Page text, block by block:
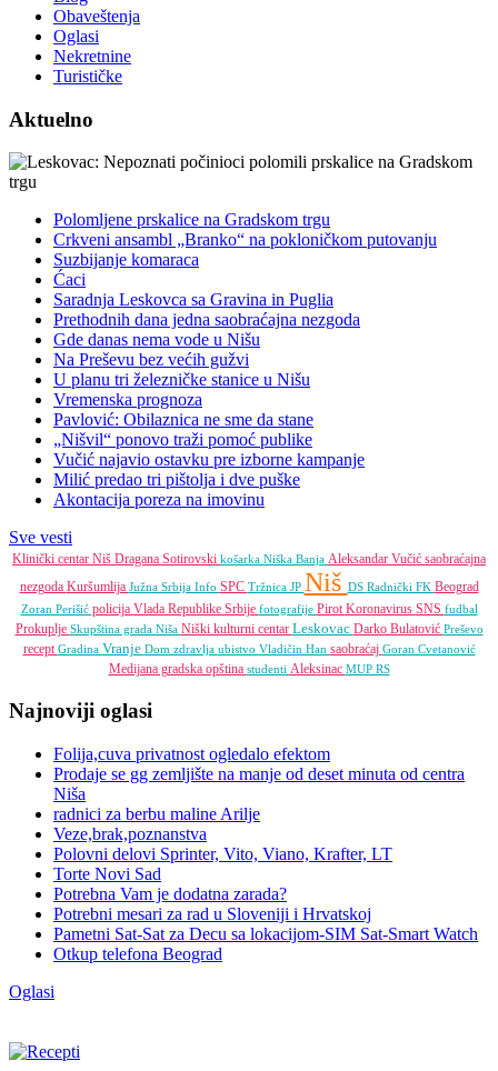
Obaveštenja
Oglasi
Nekretnine
Turističke
Aktuelno
Polomljene prskalice na Gradskom trgu
Crkveni ansambl „Branko“ na pokloničkom putovanju
Suzbijanje komaraca
Ćaci
Saradnja Leskovca sa Gravina in Puglia
Prethodnih dana jedna saobraćajna nezgoda
Gde danas nema vode u Nišu
Na Preševu bez većih gužvi
U planu tri železničke stanice u Nišu
Vremenska prognoza
Pavlović: Obilaznica ne sme da stane
„Nišvil“ ponovo traži pomoć publike
Vučić najavio ostavku pre izborne kampanje
Milić predao tri pištolja i dve puške
Akontacija poreza na imovinu
Sve vesti
Klinički centar Niš Dragana Sotirovski košarka Niška Banja Aleksandar Vučić saobraćajna
nezgoda Kuršumlija Južna Srbija Info SPC Tržnica JP Niš DS Radnički FK Beograd
Zoran Perišić policija Vlada Republike Srbije fotografije PirotKoronavirus SNS fudbal
Prokuplje Skupština grada Niša Niški kulturni centar Leskovac Darko Bulatović Preševo
receptGradina Vranje Dom zdravlja ubistvo Vladičin Han saobraćaj Goran Cvetanović
Medijana gradska opština studenti Aleksinac MUP RS
Najnoviji oglasi
Folija,cuva privatnost ogledalo efektom
Prodaje se gg zemljište na manje od deset minuta od centra
Niša
radnici za berbu maline Arilje
Veze,brak,poznanstva
Polovni delovi Sprinter, Vito, Viano, Krafter, LT
Torte Novi Sad
Potrebna Vam je dodatna zarada?
Potrebni mesari za rad u Sloveniji i Hrvatskoj
Pametni Sat-Sat za Decu sa lokacijom-SIM Sat-Smart Watch
Otkup telefona Beograd
Oglasi